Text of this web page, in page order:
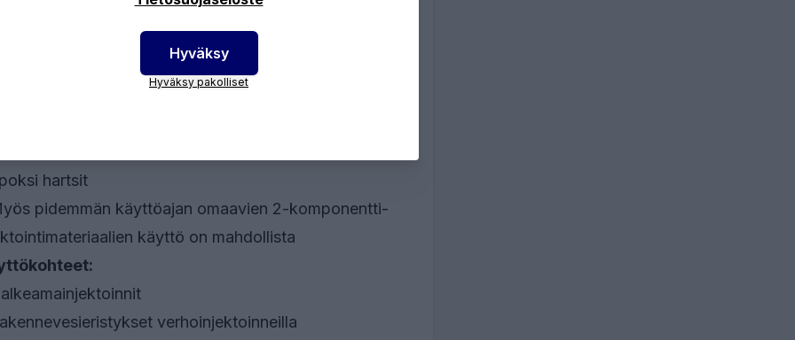
injektointiaineet
injektointi vaahdot
yhdistelmävaahdot
yhdistelmähartsit
hartsit
hartsit
pidemmän käyttöajan omaavien 2-komponentti-
käyttö on mahdollista
verhoinjektoinneilla
Hyväksy
Hyväksy pakolliset